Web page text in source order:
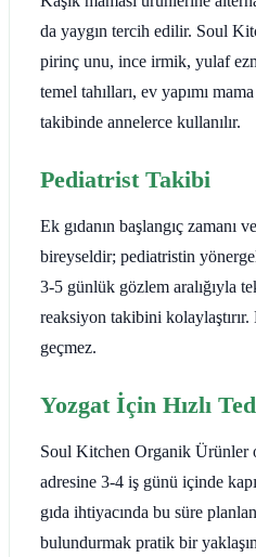
da yaygın tercih edilir. Soul
pirinç unu, ince irmik, yulaf
temel tahılları, ev yapımı
takibinde annelerce kullanılır.
Pediatrist Takibi
Ek gıdanın başlangıç zamanı
bireyseldir; pediatristin
3-5 günlük gözlem aralığıyla
reaksiyon takibini
geçmez.
Yozgat İçin Hızlı
Soul Kitchen Organik Ürünler
adresine 3-4 iş günü içinde
gıda ihtiyacında bu süre
bulundurmak pratik bir